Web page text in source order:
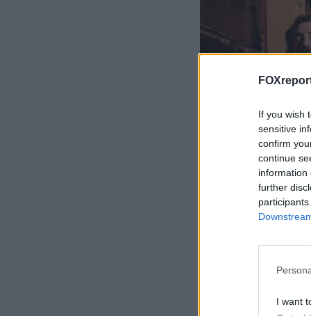
If you wish
sensitive
confirm
continue
information
further
I want
Η πλημμύρα του